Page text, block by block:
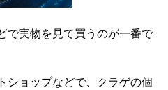
で実物を見て買うのが一番で
ショップなどで、クラゲの個